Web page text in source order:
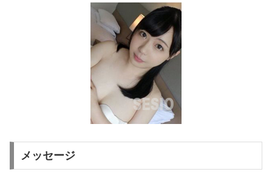
メッセージ